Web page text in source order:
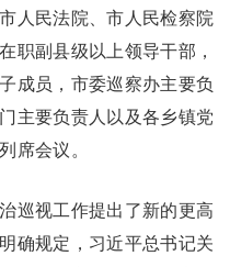
人民法院、市人民检察院
职副县级以上领导干部，
成员，市委巡察办主要负
主要负责人以及各乡镇党
席会议。
巡视工作提出了新的更高
确规定，习近平总书记关